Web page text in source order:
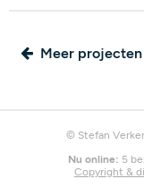
Meer projecten
© Stefan
Nu online: 5
Copyright &